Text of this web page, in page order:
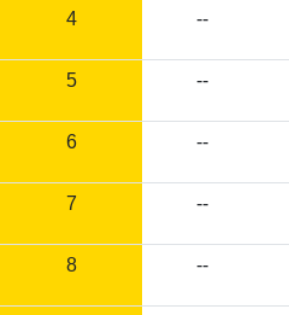
4 --
5 --
6 --
7 --
8 --